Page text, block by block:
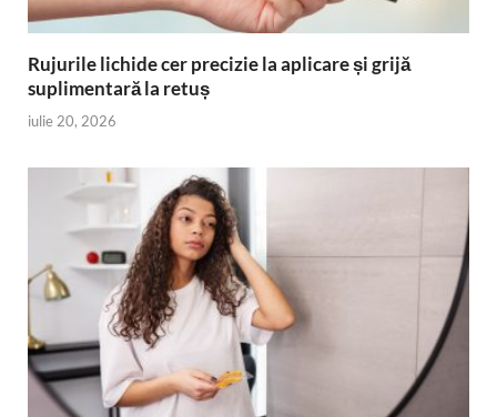
Rujurile lichide cer precizie la aplicare și grijă
suplimentară la retuș
iulie 20, 2026